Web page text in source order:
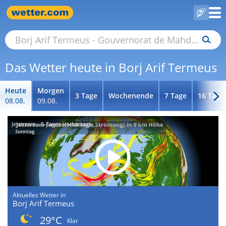
Das Wetter heute in Borj Arif Termeus
Heute
08.08.
Morgen
09.08.
3 Tage Wochenende 7 Tage 16 Tage
Jetstream - 5-Tages-Vorhersage
Aktuelles Wetter in
Borj Arif Termeus
29°C
Klar